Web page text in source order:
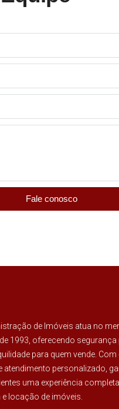
Fale conosco
de Imóveis atua no
1993, oferecendo segurança
para quem vende. Com
atendimento personalizado,
uma experiência
locação de imóveis.